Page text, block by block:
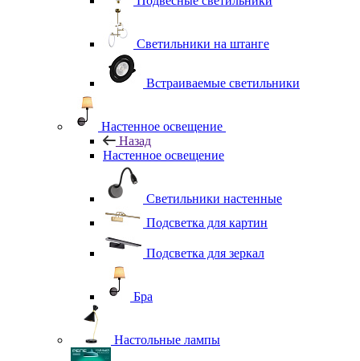
Светильники на штанге
Встраиваемые светильники
Настенное освещение
Назад
Настенное освещение
Светильники настенные
Подсветка для картин
Подсветка для зеркал
Бра
Настольные лампы